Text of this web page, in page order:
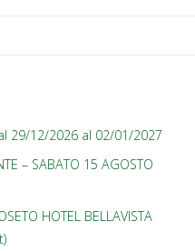
29/12/2026 al 02/01/2027
– SABATO 15 AGOSTO
HOTEL BELLAVISTA